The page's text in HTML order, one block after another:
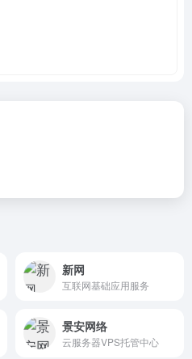
新网
互联网基础应用服务
景安网络
云服务器VPS托管中心